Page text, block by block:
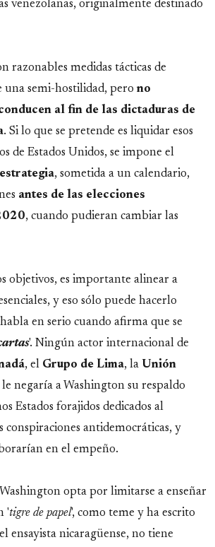
venezolanas, originalmente destinado
razonables medidas tácticas de
semi-hostilidad, pero no
al fin de las dictaduras de
. Si lo que se pretende es liquidar esos
de Estados Unidos, se impone el
estrategia, sometida a un calendario,
antes de las elecciones
, cuando pudieran cambiar las
objetivos, es importante alinear a
y eso sólo puede hacerlo
en serio cuando afirma que se
'. Ningún actor internacional de
, el Grupo de Lima, la Unión
le negaría a Washington su respaldo
Estados forajidos dedicados al
conspiraciones antidemocráticas, y
en el empeño.
opta por limitarse a enseñar
'tigre de papel', como teme y ha escrito
ensayista nicaragüense, no tiene